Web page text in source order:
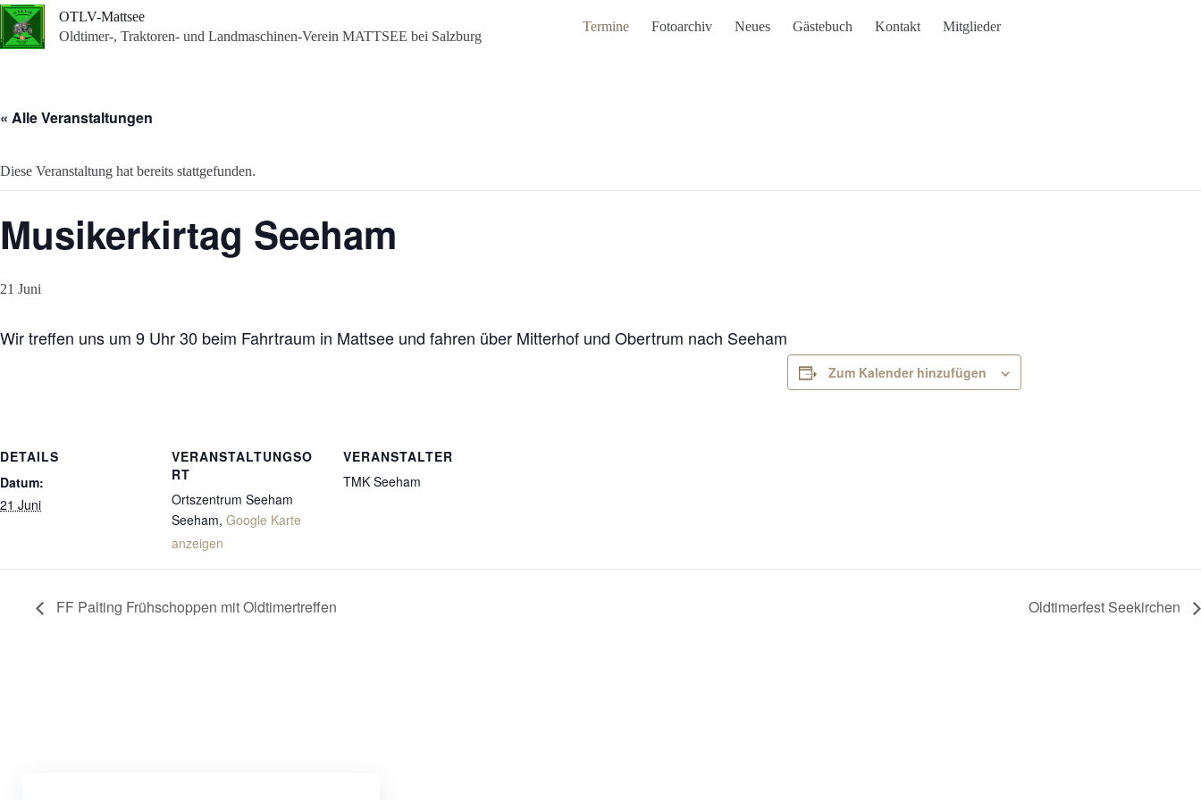
Zum
Inhalt
springen
OTLV-Mattsee
Oldtimer-, Traktoren- und Landmaschinen-Verein MATTSEE bei Salzburg
Termine Fotoarchiv Neues Gästebuch Kontakt Mitglieder
« Alle Veranstaltungen
Diese Veranstaltung hat bereits stattgefunden.
Musikerkirtag Seeham
21 Juni
Wir treffen uns um 9 Uhr 30 beim Fahrtraum in Mattsee und fahren über Mitterhof und Obertrum nach Seeham
Zum Kalender hinzufügen
DETAILS
Datum:
21 Juni
VERANSTALTUNGSO
RT
Ortszentrum Seeham
Seeham, Google Karte
anzeigen
VERANSTALTER
TMK Seeham
FF Palting Frühschoppen mit Oldtimertreffen Oldtimerfest Seekirchen